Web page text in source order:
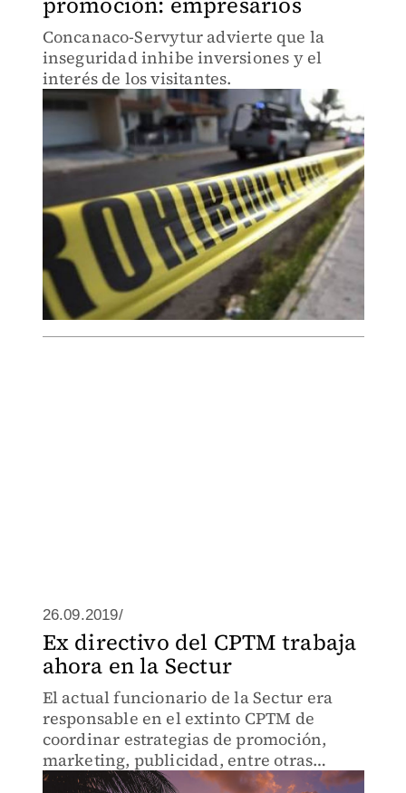
Concanaco-Servytur advierte que la
inseguridad inhibe inversiones y el
interés de los visitantes.
26.09.2019/
Ex directivo del CPTM trabaja
ahora en la Sectur
El actual funcionario de la Sectur era
responsable en el extinto CPTM de
coordinar estrategias de promoción,
marketing, publicidad, entre otras
tareas.